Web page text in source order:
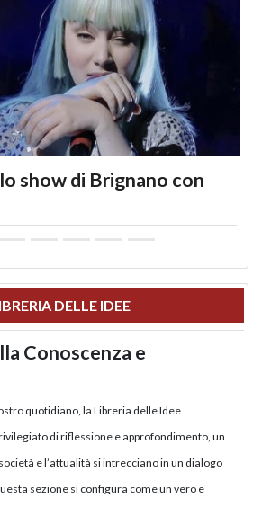
show di Brignano con
DELLE IDEE
Conoscenza e
quotidiano, la Libreria delle Idee
di riflessione e approfondimento, un
e l’attualità si intrecciano in un dialogo
sezione si configura come un vero e